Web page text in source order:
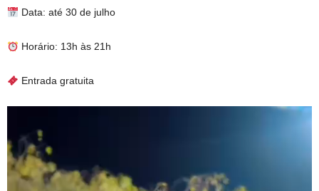
Data: até 30 de julho
Horário: 13h às 21h
Entrada gratuita
vídeo